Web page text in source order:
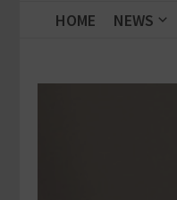
HOME NEWS